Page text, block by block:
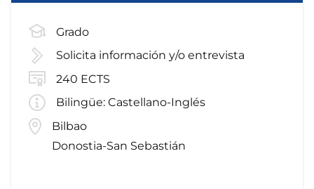
Grado
Solicita información y/o entrevista
240 ECTS
Bilingüe: Castellano-Inglés
Bilbao
Donostia-San Sebastián